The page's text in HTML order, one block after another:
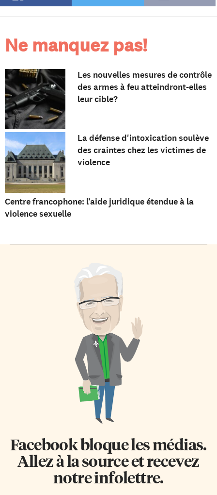
Ne manquez pas!
Les nouvelles mesures de contrôle
des armes à feu atteindront-elles
leur cible?
La défense d'intoxication soulève
des craintes chez les victimes de
violence
Centre francophone: l’aide juridique étendue à la
violence sexuelle
Facebook bloque les médias.
Allez à la source et recevez
notre infolettre.